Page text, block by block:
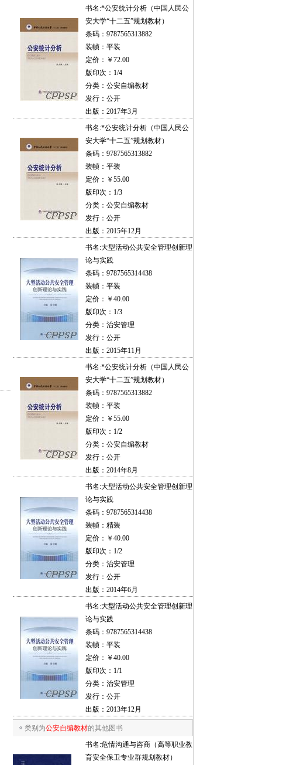
书名:*公安统计分析（中国人民公
安大学“十二五”规划教材）
条码：9787565313882
装帧：平装
定价：￥72.00
版印次：1/4
分类：公安自编教材
发行：公开
出版：2017年3月
书名:*公安统计分析（中国人民公
安大学“十二五”规划教材）
条码：9787565313882
装帧：平装
定价：￥55.00
版印次：1/3
分类：公安自编教材
发行：公开
出版：2015年12月
书名:大型活动公共安全管理创新理
论与实践
条码：9787565314438
装帧：平装
定价：￥40.00
版印次：1/3
分类：治安管理
发行：公开
出版：2015年11月
书名:*公安统计分析（中国人民公
安大学“十二五”规划教材）
条码：9787565313882
装帧：平装
定价：￥55.00
版印次：1/2
分类：公安自编教材
发行：公开
出版：2014年8月
书名:大型活动公共安全管理创新理
论与实践
条码：9787565314438
装帧：精装
定价：￥40.00
版印次：1/2
分类：治安管理
发行：公开
出版：2014年6月
书名:大型活动公共安全管理创新理
论与实践
条码：9787565314438
装帧：平装
定价：￥40.00
版印次：1/1
分类：治安管理
发行：公开
出版：2013年12月
类别为公安自编教材的其他图书
书名:危情沟通与咨商（高等职业教
育安全保卫专业群规划教材）